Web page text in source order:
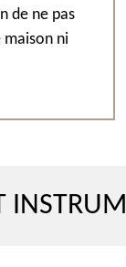
de ne pas
ni